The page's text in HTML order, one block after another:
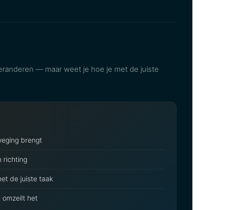
— maar weet je hoe je met de juiste
brengt
richting
de juiste taak
het